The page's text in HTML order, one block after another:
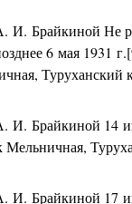
И. Брайкиной Не
6 мая 1931
Туруханский
И. Брайкиной 14
Мельничная,
И. Брайкиной 17